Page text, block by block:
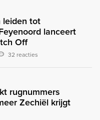
leiden tot
lanceert
Off
32 reacties
rugnummers
Zechiël krijgt